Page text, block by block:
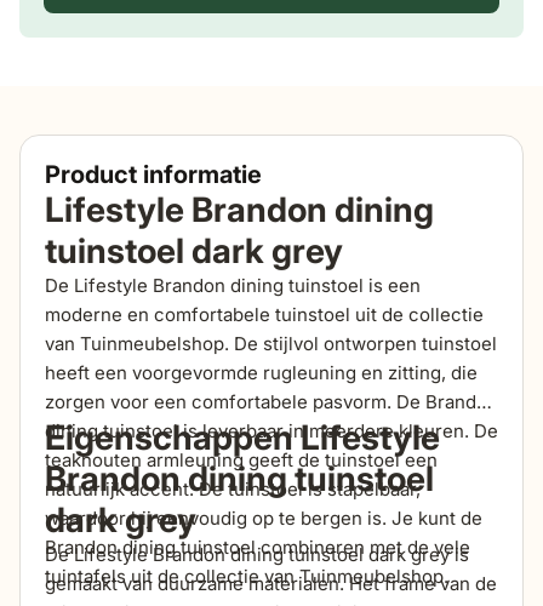
Product informatie
Lifestyle Brandon dining
tuinstoel dark grey
De Lifestyle Brandon dining tuinstoel is een
moderne en comfortabele tuinstoel uit de collectie
van Tuinmeubelshop. De stijlvol ontworpen tuinstoel
heeft een voorgevormde rugleuning en zitting, die
zorgen voor een comfortabele pasvorm. De Brandon
dining tuinstoel is leverbaar in meerdere kleuren. De
teakhouten armleuning geeft de tuinstoel een
natuurlijk accent. De tuinstoel is stapelbaar,
waardoor hij eenvoudig op te bergen is. Je kunt de
Brandon dining tuinstoel combineren met de vele
tuintafels uit de collectie van Tuinmeubelshop.
Eigenschappen Lifestyle
Brandon dining tuinstoel
dark grey
De Lifestyle Brandon dining tuinstoel dark grey is
gemaakt van duurzame materialen. Het frame van de